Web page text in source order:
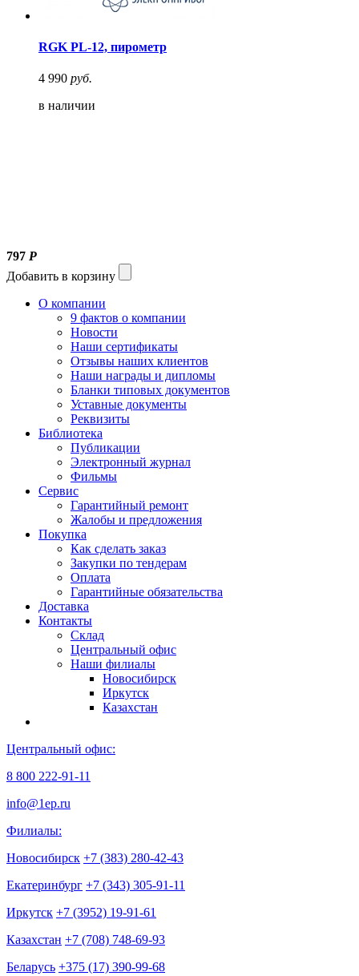
RGK PL-12, пирометр
4 990 руб.
в наличии
797 Р
Добавить в корзину
О компании
9 фактов о компании
Новости
Наши сертификаты
Отзывы наших клиентов
Наши награды и дипломы
Бланки типовых документов
Уставные документы
Реквизиты
Библиотека
Публикации
Электронный журнал
Фильмы
Сервис
Гарантийный ремонт
Жалобы и предложения
Покупка
Как сделать заказ
Закупки по тендерам
Оплата
Гарантийные обязательства
Доставка
Контакты
Склад
Центральный офис
Наши филиалы
Новосибирск
Иркутск
Казахстан
Центральный офис:
8 800 222-91-11
info@1ep.ru
Филиалы:
Новосибирск +7 (383) 280-42-43
Екатеринбург +7 (343) 305-91-11
Иркутск +7 (3952) 19-91-61
Казахстан +7 (708) 748-69-93
Беларусь +375 (17) 390-99-68